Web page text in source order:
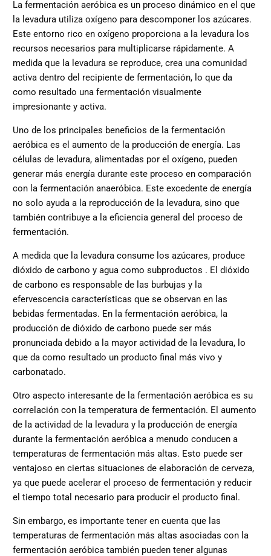
La fermentación aeróbica es un proceso dinámico en el que
la levadura utiliza oxígeno para descomponer los azúcares.
Este entorno rico en oxígeno proporciona a la levadura los
recursos necesarios para multiplicarse rápidamente. A
medida que la levadura se reproduce, crea una comunidad
activa dentro del recipiente de fermentación, lo que da
como resultado una fermentación visualmente
impresionante y activa.
Uno de los principales beneficios de la fermentación
aeróbica es el aumento de la producción de energía. Las
células de levadura, alimentadas por el oxígeno, pueden
generar más energía durante este proceso en comparación
con la fermentación anaeróbica. Este excedente de energía
no solo ayuda a la reproducción de la levadura, sino que
también contribuye a la eficiencia general del proceso de
fermentación.
A medida que la levadura consume los azúcares, produce
dióxido de carbono y agua como subproductos . El dióxido
de carbono es responsable de las burbujas y la
efervescencia características que se observan en las
bebidas fermentadas. En la fermentación aeróbica, la
producción de dióxido de carbono puede ser más
pronunciada debido a la mayor actividad de la levadura, lo
que da como resultado un producto final más vivo y
carbonatado.
Otro aspecto interesante de la fermentación aeróbica es su
correlación con la temperatura de fermentación. El aumento
de la actividad de la levadura y la producción de energía
durante la fermentación aeróbica a menudo conducen a
temperaturas de fermentación más altas. Esto puede ser
ventajoso en ciertas situaciones de elaboración de cerveza,
ya que puede acelerar el proceso de fermentación y reducir
el tiempo total necesario para producir el producto final.
Sin embargo, es importante tener en cuenta que las
temperaturas de fermentación más altas asociadas con la
fermentación aeróbica también pueden tener algunas